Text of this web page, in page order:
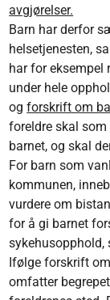
avgjørelser.
Barn har derfor
helsetjenesten,
har for eksempel
under hele
ogforskrift om
foreldre skal
barnet, og skal
For barn som
kommunen,
vurdere om
for å gi barnet
sykehusopphold,
Ifølge forskrift
omfatter